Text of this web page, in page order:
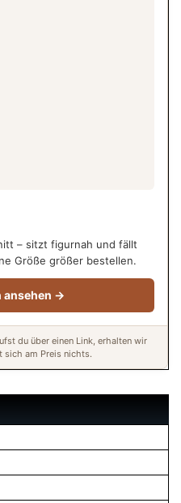
– sitzt figurnah und fällt
Größe größer bestellen.
ansehen →
du über einen Link, erhalten wir
sich am Preis nichts.